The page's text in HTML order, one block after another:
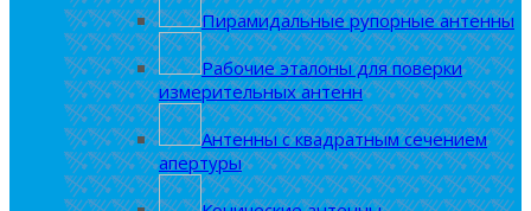
Пирамидальные рупорные антенны
Рабочие эталоны для поверки
измерительных антенн
Антенны с квадратным сечением
апертуры